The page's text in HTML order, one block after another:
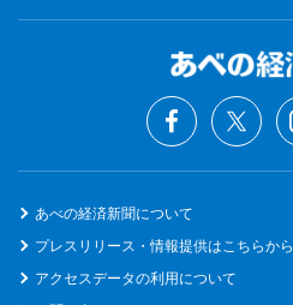
あべの経済新聞について
プレスリリース・情報提供はこちらから
アクセスデータの利用について